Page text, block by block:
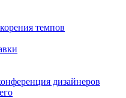
темпов
дизайнеров